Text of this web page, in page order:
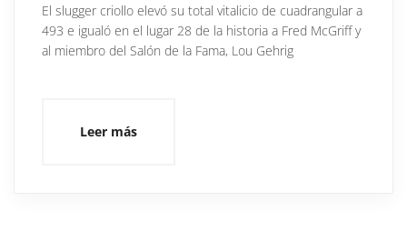
El slugger criollo elevó su total vitalicio de cuadrangular a
493 e igualó en el lugar 28 de la historia a Fred McGriff y
al miembro del Salón de la Fama, Lou Gehrig
Leer más